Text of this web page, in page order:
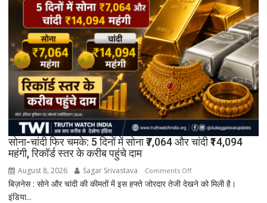
सोना-चांदी फिर चमके: 5 दिनों में सोना ₹7,064 और चांदी ₹14,094
महंगी, रिकॉर्ड स्तर के करीब पहुंचे दाम
August 8, 2026 Sagar Srivastava Comments Offon
सोना-
बिज़नेस : सोने और चांदी की कीमतों में इस हफ्ते जोरदार तेजी देखने को मिली है।
इंडिया...